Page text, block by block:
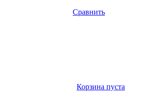
Сравнить
Корзина пуста